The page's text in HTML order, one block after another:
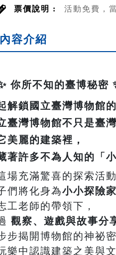
票價說明 : 活動免費，
容介紹
你所不知的臺博秘密
解鎖國立臺灣博物館
臺灣博物館不只是臺
美麗的建築裡，
著許多不為人知的「
場充滿驚喜的探索活動
們將化身為小小探險家
工老師的帶領下，
觀察、遊戲與故事分
步揭開博物館的神祕密
樂中認識建築之美與文